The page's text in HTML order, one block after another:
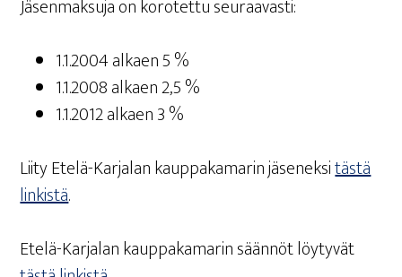
Jäsen­mak­su­ja on koro­tet­tu seuraavasti:
1.1.2004 alkaen 5 %
1.1.2008 alkaen 2,5 %
1.1.2012 alkaen 3 %
Lii­ty Ete­lä-Kar­ja­lan kaup­pa­ka­ma­rin jäse­nek­sitäs­tä
lin­kis­tä.
Ete­lä-Kar­ja­lan kaup­pa­ka­ma­rin sään­nöt löy­ty­vät